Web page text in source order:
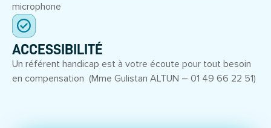
microphone
ACCESSIBILITÉ
Un référent handicap est à votre écoute pour tout besoin
en compensation (Mme Gulistan ALTUN – 01 49 66 22 51)